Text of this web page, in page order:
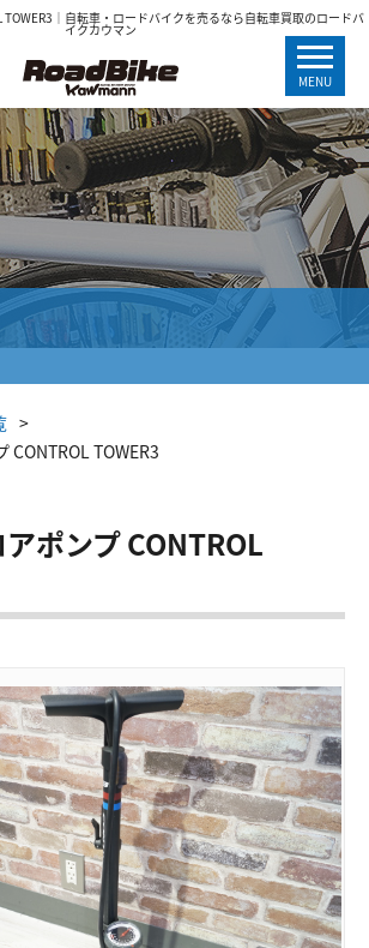
TOWER3｜自転車・ロードバイクを売るなら自転車買取のロードバ
イクカウマン
MENU
CONTROL TOWER3
ポンプ CONTROL